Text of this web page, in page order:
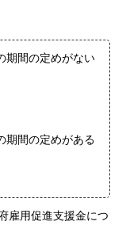
期間の定めがない
期間の定めがある
雇用促進支援金につ